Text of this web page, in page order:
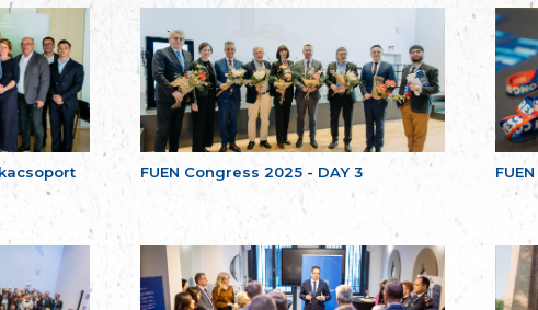
FUEN Congress 2025 - DAY 3